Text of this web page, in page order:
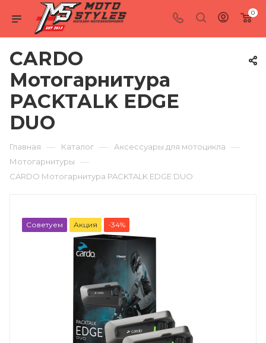
0
CARDO
Мотогарнитура
PACKTALK EDGE
DUO
Главная — Каталог — Аксессуары для мотоцикла —
Мотогарнитуры —
CARDO Мотогарнитура PACKTALK EDGE DUO
Советуем Акция -34%